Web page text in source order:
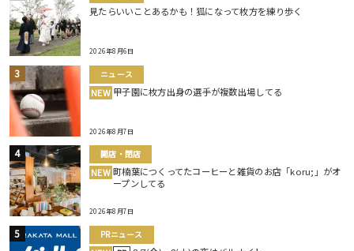
見たらいいことあるかも！狐になって枚方を練り歩く
2026年8月6日
ニュース
NEW 甲子園に枚方出身の選手が複数出場してる
2026年8月7日
開店・閉店
NEW 町楠葉につくってたコーヒーと雑貨のお店「koru;」がオ
ープンしてる
2026年8月7日
PRニュース